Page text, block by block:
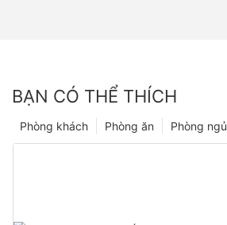
BẠN CÓ THỂ THÍCH
Phòng ngủ
Phòng ăn
Phòng khách